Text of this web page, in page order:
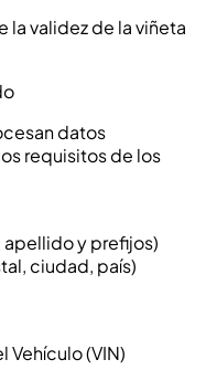
la validez de la viñeta
datos
requisitos de los
y prefijos)
ciudad, país)
(VIN)